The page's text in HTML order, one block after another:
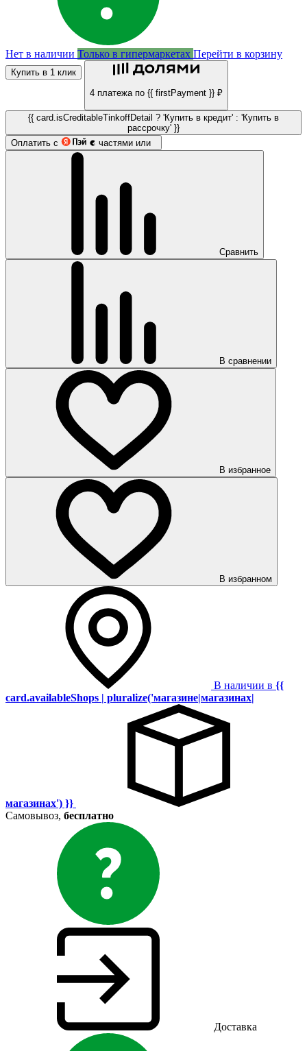
Нет в наличии Только в гипермаркетах Перейти в корзину
Купить в 1 клик
4 платежа по {{ firstPayment }} ₽
{{ card.isCreditableTinkoffDetail ? 'Купить в кредит' : 'Купить в
рассрочку' }}
Оплатить с
частями или
Сравнить
В сравнении
В избранное
В избранном
В наличии в {{
card.availableShops | pluralize('магазине|магазинах|
магазинах') }}
Самовывоз, бесплатно
Доставка